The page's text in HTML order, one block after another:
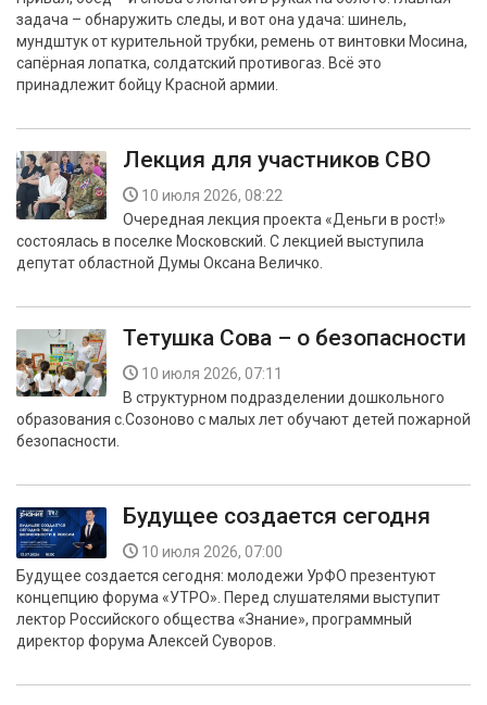
задача – обнаружить следы, и вот она удача: шинель,
мундштук от курительной трубки, ремень от винтовки Мосина,
сапёрная лопатка, солдатский противогаз. Всё это
принадлежит бойцу Красной армии.
Лекция для участников СВО
10 июля 2026, 08:22
Очередная лекция проекта «Деньги в рост!»
состоялась в поселке Московский. С лекцией выступила
депутат областной Думы Оксана Величко.
Тетушка Сова – о безопасности
10 июля 2026, 07:11
В структурном подразделении дошкольного
образования с.Созоново с малых лет обучают детей пожарной
безопасности.
Будущее создается сегодня
10 июля 2026, 07:00
Будущее создается сегодня: молодежи УрФО презентуют
концепцию форума «УТРО». Перед слушателями выступит
лектор Российского общества «Знание», программный
директор форума Алексей Суворов.